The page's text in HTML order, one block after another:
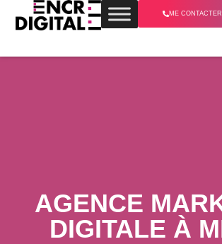
ME CONTACTER
AGENCE
DIGITALE À